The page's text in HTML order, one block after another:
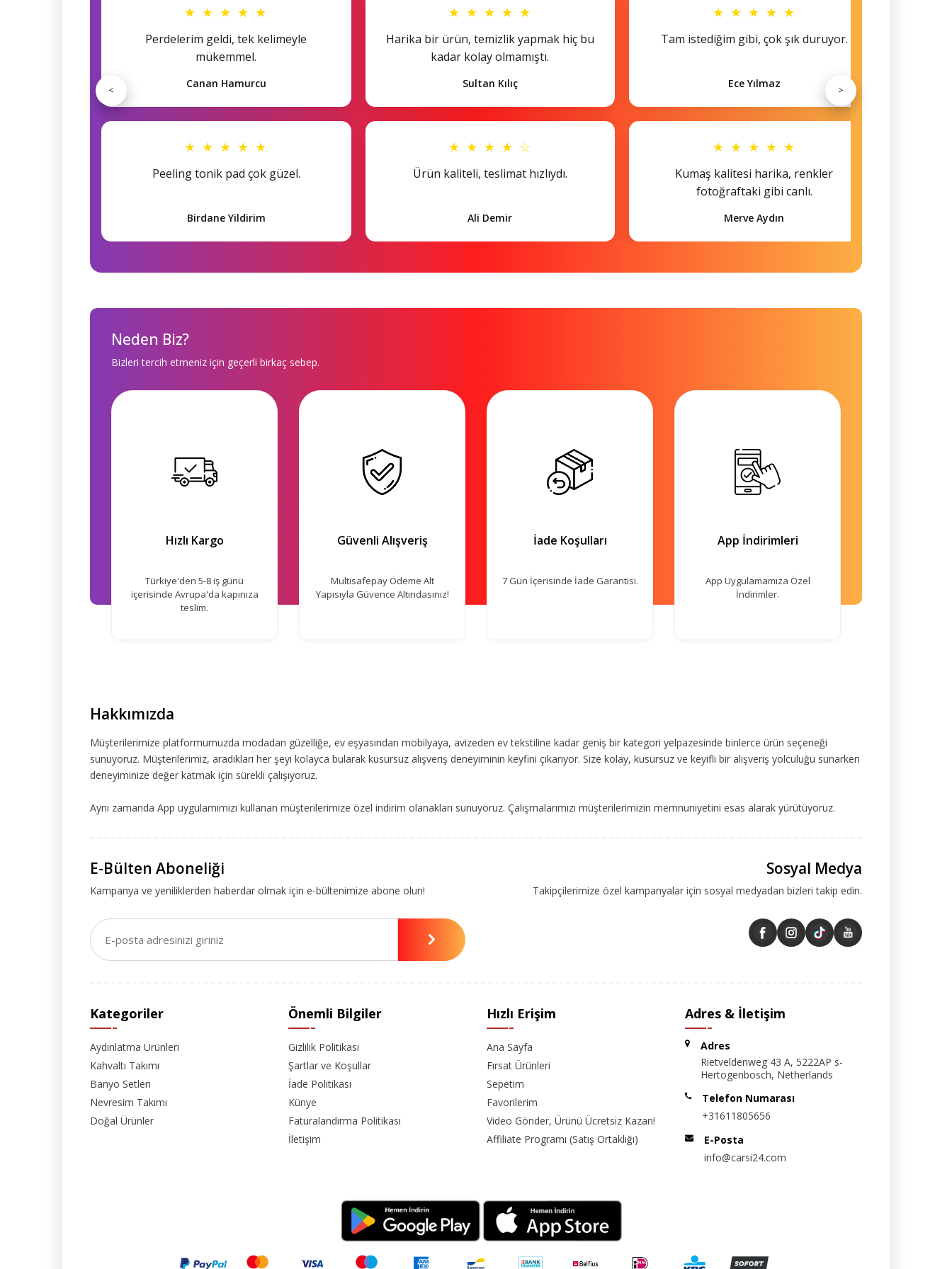
★ ★ ★ ★ ★
Perdelerim geldi, tek kelimeyle
mükemmel.
Canan Hamurcu
★ ★ ★ ★ ★
Peeling tonik pad çok güzel.
Birdane Yildirim
★ ★ ★ ★ ★
Harika bir ürün, temizlik yapmak hiç bu
kadar kolay olmamıştı.
Sultan Kılıç
★ ★ ★ ★ ☆
Ürün kaliteli, teslimat hızlıydı.
Ali Demir
★ ★ ★ ★ ★
Tam istediğim gibi, çok şık duruyor.
Ece Yılmaz
★ ★ ★ ★ ★
Kumaş kalitesi harika, renkler
fotoğraftaki gibi canlı.
Merve Aydın
< >
Neden Biz?
Bizleri tercih etmeniz için geçerli birkaç sebep.
Hızlı Kargo
Türkiye'den 5-8 iş günü
içerisinde Avrupa'da kapınıza
teslim.
Güvenli Alışveriş
Multisafepay Ödeme Alt
Yapısıyla Güvence Altındasınız!
İade Koşulları
7 Gün İçerisinde İade Garantisi.
App İndirimleri
App Uygulamamıza Özel
İndirimler.
Hakkımızda
Müşterilerimize platformumuzda modadan güzelliğe, ev eşyasından mobilyaya, avizeden ev tekstiline kadar geniş bir kategori yelpazesinde binlerce ürün seçeneği
sunuyoruz. Müşterilerimiz, aradıkları her şeyi kolayca bularak kusursuz alışveriş deneyiminin keyfini çıkarıyor. Size kolay, kusursuz ve keyifli bir alışveriş yolculuğu sunarken
deneyiminize değer katmak için sürekli çalışıyoruz.
Aynı zamanda App uygulamımızı kullanan müşterilerimize özel indirim olanakları sunuyoruz. Çalışmalarımızı müşterilerimizin memnuniyetini esas alarak yürütüyoruz.
E-Bülten Aboneliği
Kampanya ve yeniliklerden haberdar olmak için e-bültenimize abone olun!
Sosyal Medya
Takipçilerimize özel kampanyalar için sosyal medyadan bizleri takip edin.
Kategoriler
Aydınlatma Ürünleri
Kahvaltı Takımı
Banyo Setleri
Nevresim Takımı
Doğal Ürünler
Önemli Bilgiler
Gizlilik Politikası
Şartlar ve Koşullar
İade Politikası
Künye
Faturalandırma Politikası
İletişim
Hızlı Erişim
Ana Sayfa
Fırsat Ürünleri
Sepetim
Favorilerim
Video Gönder, Ürünü Ücretsiz Kazan!
Affiliate Programı (Satış Ortaklığı)
Adres & İletişim
Adres
Rietveldenweg 43 A, 5222AP s-
Hertogenbosch, Netherlands
Telefon Numarası
+31611805656
E-Posta
info@carsi24.com